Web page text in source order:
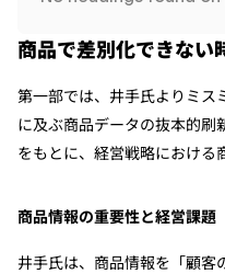
商品で差別化できない
第一部では、井手氏よりミス
に及ぶ商品データの抜本的
をもとに、経営戦略における
商品情報の重要性と経営課題
井手氏は、商品情報を「顧客